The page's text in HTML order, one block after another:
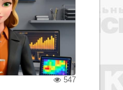
547